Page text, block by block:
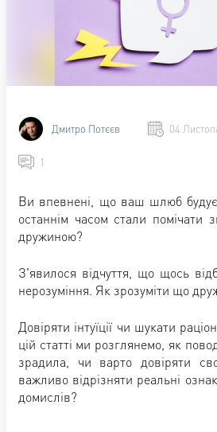
Дмитро Потєєв 04
1
Ви впевнені, що ваш шлюб
останнім часом стали помічати
дружиною?
З'явилося відчуття, що щось
нерозуміння. Як зрозуміти що
Довіряти інтуїції чи шукати
цій статті ми розглянемо, як
зрадила, чи варто довіряти
важливо відрізняти реальні
домислів?